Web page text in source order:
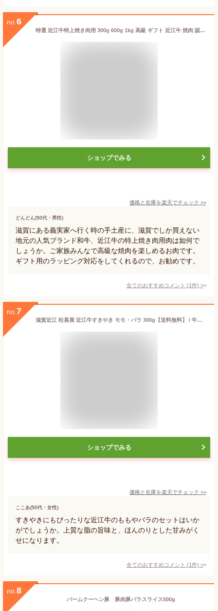
no. 6
特選 近江牛特上焼き肉用 300g 600g 1kg 高級 ギフト 近江牛 焼肉 認定牛 送料無料 土用の丑の日 土用 国産 黒毛和牛 滋賀県 プレゼント ギフト 祝 あす楽 極上 和牛 お礼 グルメお店 味 御中元 御歳暮 誕生日 BBQ 高級 近江牛 お土産 贈り物 おいしがうれしが TB db
ショップでみる
価格と在庫を楽天でチェック >>
どんどん(50代・男性)
滋賀にある義実家へ行く時の手土産に、滋賀でしか買えない
地元の人気ブランド和牛、近江牛の特上焼き肉用肉は如何で
しょうか。ご家族みんなで高級な焼肉を楽しめるお肉です。
ギフト用のラッピング対応をしてくれるので、お勧めです。
全てのおすすめコメント (1件) >
no. 7
滋賀近江 松喜屋 近江牛すきやき モモ・バラ 300g【送料無料】 / 牛肉 ブランド肉 すき焼き お取り寄せ 通販 お土産 お祝い プレゼント ギフト お歳暮 おすすめ /
ショップでみる
価格と在庫を楽天でチェック >>
ここあ(50代・女性)
すきやきにもぴったりな近江牛のももやバラのセットはいか
がでしょうか。上質な脂の旨味と、ほんのりとした甘みがく
せになります。
全てのおすすめコメント (1件) >
no. 8
バームクーヘン豚 豚肉豚バラスライス500g